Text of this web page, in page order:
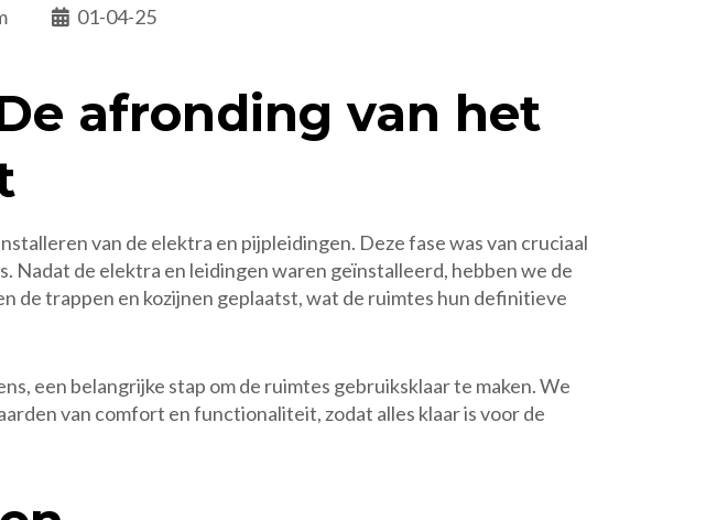
01-04-25
afronding van het
van de elektra en pijpleidingen. Deze fase was van cruciaal
Nadat de elektra en leidingen waren geïnstalleerd, hebben we de
trappen en kozijnen geplaatst, wat de ruimtes hun definitieve
een belangrijke stap om de ruimtes gebruiksklaar te maken. We
van comfort en functionaliteit, zodat alles klaar is voor de